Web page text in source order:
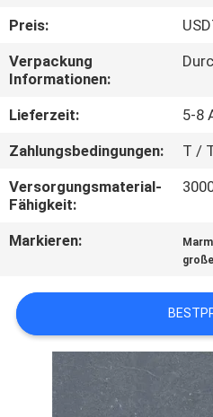
KONTAKT
MIT
BITTE UM
EIN
ANGEBOT
SITEMAP
Preis:
Verpackung
Informationen:
Lieferzeit:
5-8
Zahlungsbedingungen:
T /
Versorgungsmaterial-
Fähigkeit:
Markieren: